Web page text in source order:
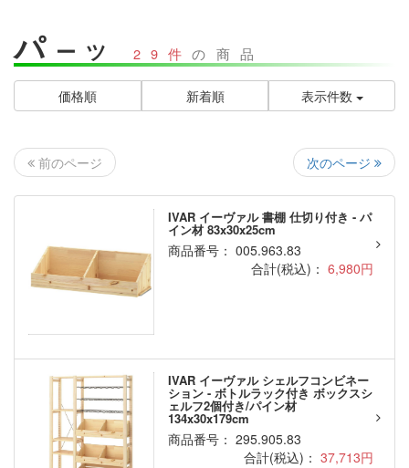
パ ーツ 29件の商品
価格順 新着順 表示件数
前のページ 次のページ
IVAR イーヴァル 書棚 仕切り付き - パ
イン材 83x30x25cm
商品番号： 005.963.83
合計(税込)： 6,980円
IVAR イーヴァル シェルフコンビネー
ション - ボトルラック付き ボックスシ
ェルフ2個付き/パイン材
134x30x179cm
商品番号： 295.905.83
合計(税込)： 37,713円